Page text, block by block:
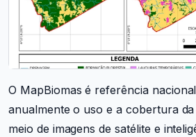
O MapBiomas é referência
anualmente o uso e a cobertura
meio de imagens de satélite e